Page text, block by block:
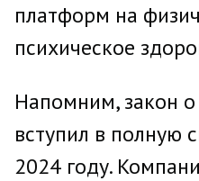
платформ на
психическое
Напомним, закон
вступил в полную
2024 году.